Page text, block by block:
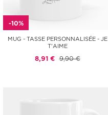
-10%
MUG - TASSE PERSONNALISÉE - JE
T'AIME
8,91 € 9,90 €